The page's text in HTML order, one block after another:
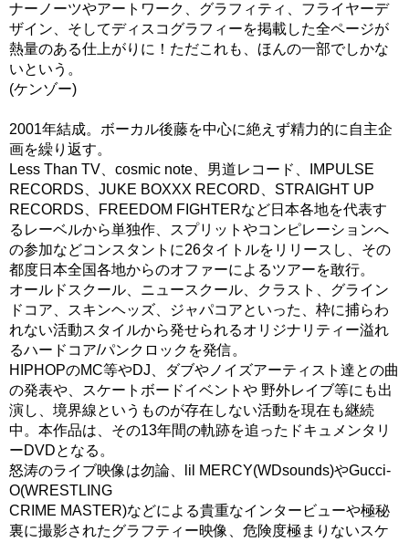
ナーノーツやアートワーク、グラフィティ、フライヤーデ
ザイン、そしてディスコグラフィーを掲載した全ページが
熱量のある仕上がりに！ただこれも、ほんの一部でしかな
いという。
(ケンゾー)
2001年結成。ボーカル後藤を中心に絶えず精力的に自主企
画を繰り返す。
Less Than TV、cosmic note、男道レコード、IMPULSE
RECORDS、JUKE BOXXX RECORD、STRAIGHT UP
RECORDS、FREEDOM FIGHTERなど日本各地を代表す
るレーベルから単独作、スプリットやコンピレーションへ
の参加などコンスタントに26タイトルをリリースし、その
都度日本全国各地からのオファーによるツアーを敢行。
オールドスクール、ニュースクール、クラスト、グライン
ドコア、スキンヘッズ、ジャパコアといった、枠に捕らわ
れない活動スタイルから発せられるオリジナリティー溢れ
るハードコア/パンクロックを発信。
HIPHOPのMC等やDJ、ダブやノイズアーティスト達との曲
の発表や、スケートボードイベントや 野外レイブ等にも出
演し、境界線というものが存在しない活動を現在も継続
中。本作品は、その13年間の軌跡を追ったドキュメンタリ
ーDVDとなる。
怒涛のライブ映像は勿論、lil MERCY(WDsounds)やGucci-
O(WRESTLING
CRIME MASTER)などによる貴重なインタービューや極秘
裏に撮影されたグラフティー映像、危険度極まりないスケ